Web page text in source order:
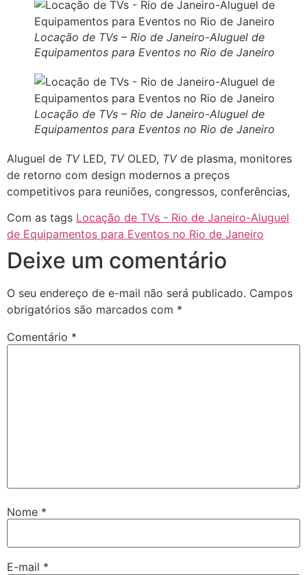
Locação de TVs – Rio de Janeiro-Aluguel de
Equipamentos para Eventos no Rio de Janeiro
Locação de TVs – Rio de Janeiro-Aluguel de
Equipamentos para Eventos no Rio de Janeiro
Aluguel de TVLED, TVOLED, TVde plasma, monitores
de retorno com design modernos a preços
competitivos para reuniões, congressos, conferências,
Com as tags Locação de TVs - Rio de Janeiro-Aluguel
de Equipamentos para Eventos no Rio de Janeiro
Deixe um comentário
O seu endereço de e-mail não será publicado. Campos
obrigatórios são marcados com *
Comentário *
Nome *
E-mail *